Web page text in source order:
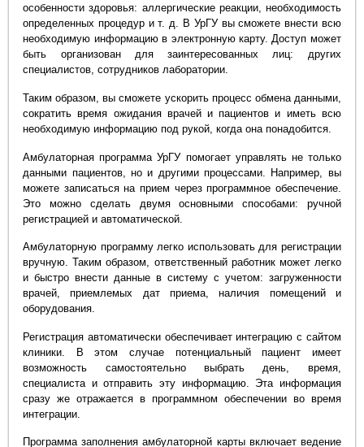
особенности здоровья: аллергические реакции, необходимость
определенных процедур и т. д. В УрГУ вы сможете внести всю
необходимую информацию в электронную карту. Доступ может
быть организован для заинтересованных лиц: других
специалистов, сотрудников лаборатории.
Таким образом, вы сможете ускорить процесс обмена данными,
сократить время ожидания врачей и пациентов и иметь всю
необходимую информацию под рукой, когда она понадобится.
Амбулаторная программа УрГУ помогает управлять не только
данными пациентов, но и другими процессами. Например, вы
можете записаться на прием через программное обеспечение.
Это можно сделать двумя основными способами: ручной
регистрацией и автоматической.
Амбулаторную программу легко использовать для регистрации
вручную. Таким образом, ответственный работник может легко
и быстро внести данные в систему с учетом: загруженности
врачей, приемлемых дат приема, наличия помещений и
оборудования.
Регистрация автоматически обеспечивает интеграцию с сайтом
клиники. В этом случае потенциальный пациент имеет
возможность самостоятельно выбрать день, время,
специалиста и отправить эту информацию. Эта информация
сразу же отражается в программном обеспечении во время
интеграции.
Программа заполнения амбулаторной карты включает ведение